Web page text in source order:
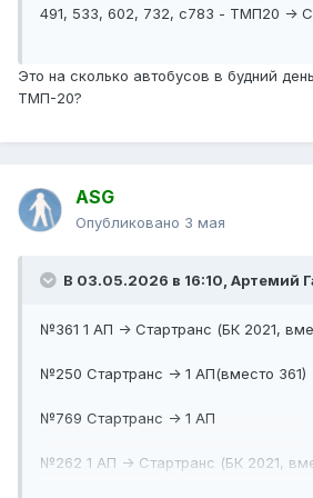
491, 533, 602, 732, с783 - ТМП20 ->
Это на сколько автобусов в будний
ТМП-20?
ASG
Опубликовано 3 мая
В 03.05.2026 в 16:10, Артемий
№361 1 АП -> Стартранс (БК 2021,
№250 Стартранс -> 1 АП(вместо 361)
№769 Стартранс -> 1 АП
№262 1 АП -> Стартранс (БК 2021,